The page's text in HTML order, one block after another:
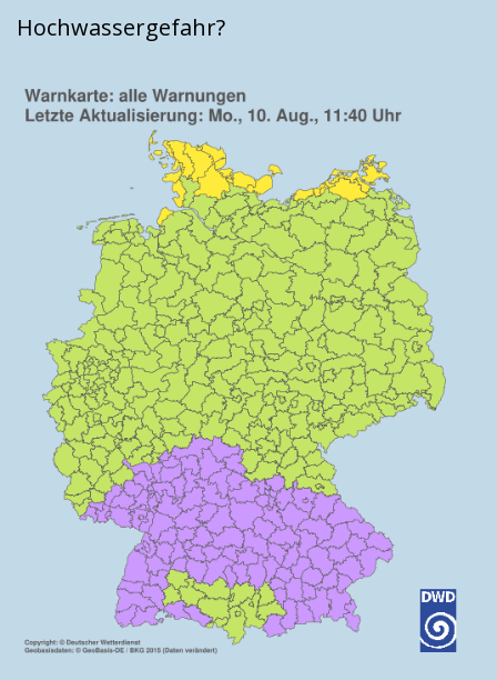
Hochwassergefahr?